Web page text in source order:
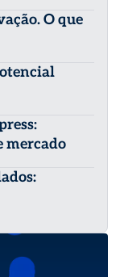
O que
mercado